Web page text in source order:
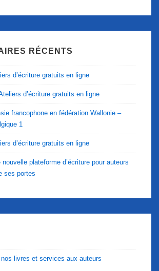
RÉCENTS
d’écriture gratuits en ligne
d’écriture gratuits en ligne
francophone en fédération Wallonie –
1
d’écriture gratuits en ligne
nouvelle plateforme d’écriture pour auteurs
ses portes
livres et services aux auteurs